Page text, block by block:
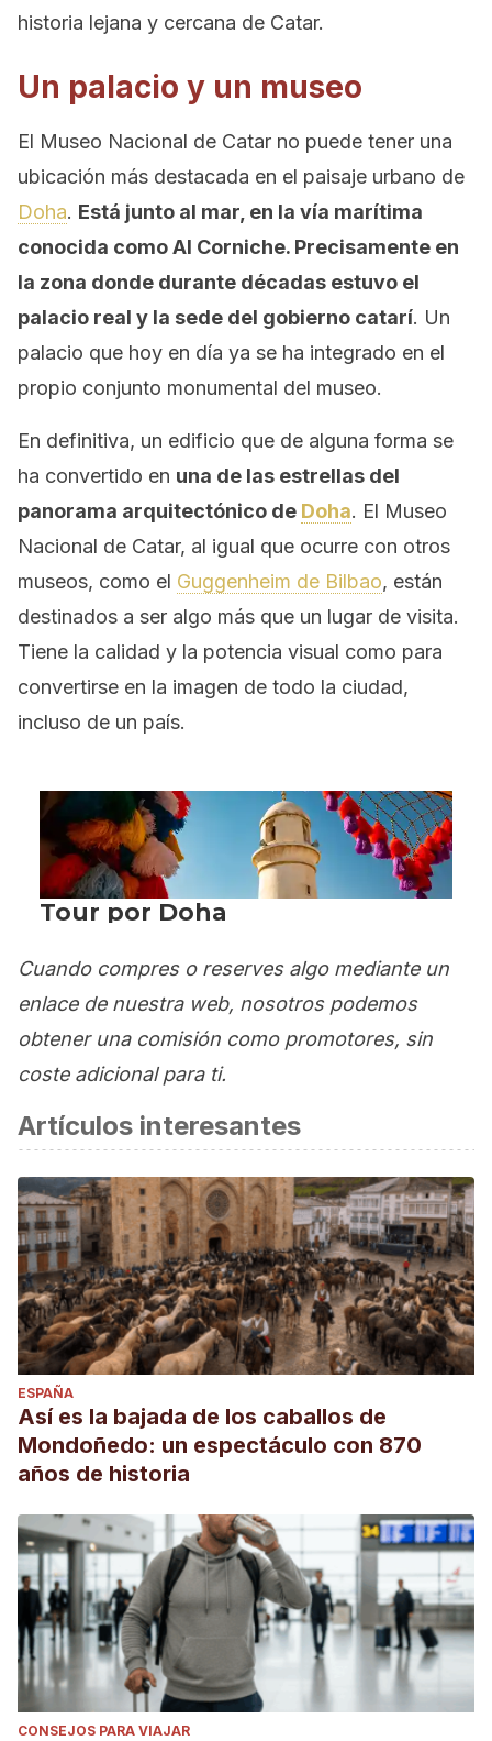
historia lejana y cercana de Catar.
Un palacio y un museo
El Museo Nacional de Catar no puede tener una
ubicación más destacada en el paisaje urbano de
Doha. Está junto al mar, en la vía marítima
conocida como Al Corniche. Precisamente en
la zona donde durante décadas estuvo el
palacio real y la sede del gobierno catarí. Un
palacio que hoy en día ya se ha integrado en el
propio conjunto monumental del museo.
En definitiva, un edificio que de alguna forma se
ha convertido en una de las estrellas del
panorama arquitectónico de Doha. El Museo
Nacional de Catar, al igual que ocurre con otros
museos, como el Guggenheim de Bilbao, están
destinados a ser algo más que un lugar de visita.
Tiene la calidad y la potencia visual como para
convertirse en la imagen de todo la ciudad,
incluso de un país.
Cuando compres o reserves algo mediante un
enlace de nuestra web, nosotros podemos
obtener una comisión como promotores, sin
coste adicional para ti.
Artículos interesantes
ESPAÑA
Así es la bajada de los caballos de
Mondoñedo: un espectáculo con 870
años de historia
CONSEJOS PARA VIAJAR